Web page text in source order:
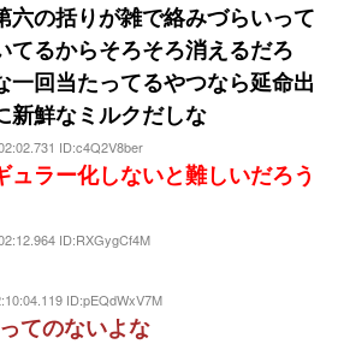
六の括りが雑で絡みづらいって
てるからそろそろ消えるだろ
一回当たってるやつなら延命出
新鮮なミルクだしな
ID:c4Q2V8ber
ュラー化しないと難しいだろう
ID:RXGygCf4M
ID:pEQdWxV7M
てのないよな